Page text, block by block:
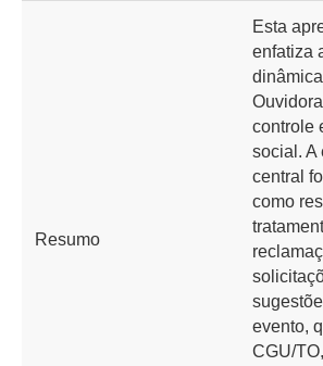
Resumo
Esta
enfatiza
controle
social. A
central
como
evento,
CGU/